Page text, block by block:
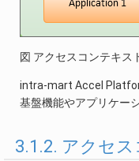
図 アクセスコンテキス
intra-mart Accel
基盤機能やアプリケー
3.1.2. アクセ